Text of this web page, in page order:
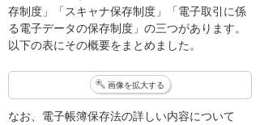
存制度」「スキャナ保存制度」「電子取引に係
る電子データの保存制度」の三つがあります。
以下の表にその概要をまとめました。
画像を拡大する
なお、電子帳簿保存法の詳しい内容について